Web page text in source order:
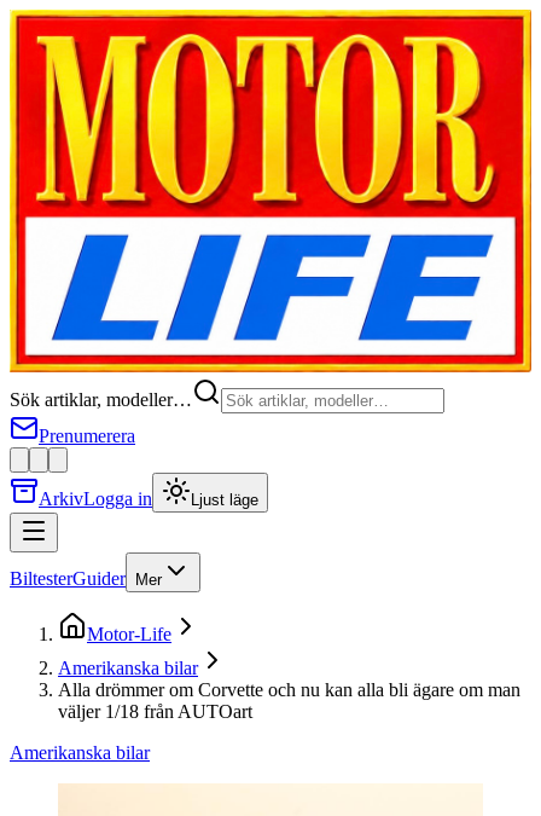
Sök artiklar, modeller…
Prenumerera
ArkivLogga in Ljust läge
BiltesterGuider Mer
Motor-Life
Amerikanska bilar
Alla drömmer om Corvette och nu kan alla bli ägare om man
väljer 1/18 från AUTOart
Amerikanska bilar